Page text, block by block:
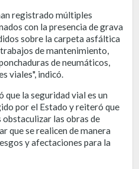
registrado múltiples
con la presencia de grava
sobre la carpeta asfáltica
de mantenimiento,
de neumáticos,
viales", indicó.
la seguridad vial es un
por el Estado y reiteró que
las obras de
que se realicen de manera
y afectaciones para la